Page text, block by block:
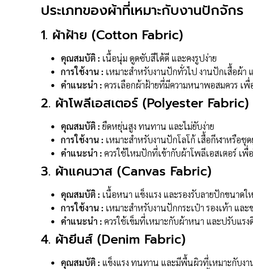
ประเภทของผ้าที่เหมาะกับงานปักจักร
1. ผ้าฝ้าย (Cotton Fabric)
คุณสมบัติ : เนื้อนุ่ม ดูดซับสีได้ดี และคงรูปง่าย
การใช้งาน : เหมาะสำหรับงานปักทั่วไป งานปักเสื้อผ้า
คำแนะนำ : ควรเลือกผ้าฝ้ายที่มีความหนาพอสมควร เ
2. ผ้าโพลีเอสเตอร์ (Polyester Fabric)
คุณสมบัติ : ยืดหยุ่นสูง ทนทาน และไม่ยับง่าย
การใช้งาน : เหมาะสำหรับงานปักโลโก้ เสื้อกีฬาหรือชุ
คำแนะนำ : ควรใช้ไหมปักที่เข้ากับผ้าโพลีเอสเตอร์
3. ผ้าแคนวาส (Canvas Fabric)
คุณสมบัติ : เนื้อหนา แข็งแรง และรองรับลายปักขนาด
การใช้งาน : เหมาะสำหรับงานปักกระเป๋า รองเท้า และ
คำแนะนำ : ควรใช้เข็มที่เหมาะกับผ้าหนา และปรับแรง
4. ผ้ายีนส์ (Denim Fabric)
คุณสมบัติ : แข็งแรง ทนทาน และมีพื้นผิวที่เหมาะกับง